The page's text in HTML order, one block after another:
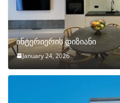
ინტერიერის დიზიანი
January 24, 2026